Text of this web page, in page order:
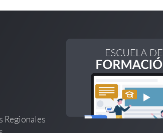
Regionales